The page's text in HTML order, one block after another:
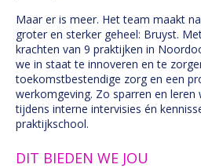
Maar er is meer. Het team maakt
groter en sterker geheel: Bruyst.
krachten van 9 praktijken in
we in staat te innoveren en te
toekomstbestendige zorg en een
werkomgeving. Zo sparren en
tijdens interne intervisies én
praktijkschool.
DIT BIEDEN WE JOU